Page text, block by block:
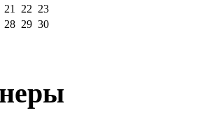
21 22 23
28 29 30